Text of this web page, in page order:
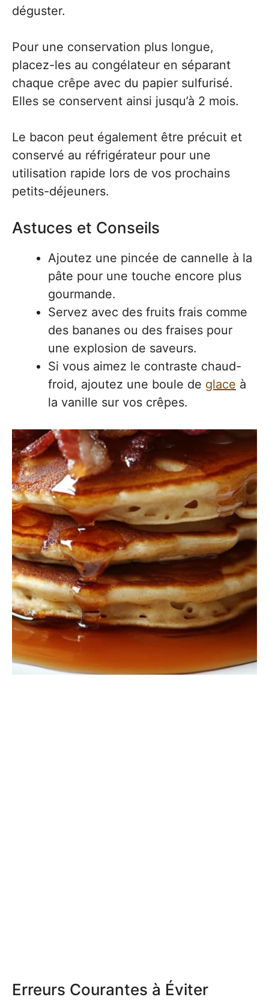
déguster.
Pour une conservation plus longue,
placez-les au congélateur en séparant
chaque crêpe avec du papier sulfurisé.
Elles se conservent ainsi jusqu’à 2 mois.
Le bacon peut également être précuit et
conservé au réfrigérateur pour une
utilisation rapide lors de vos prochains
petits-déjeuners.
Astuces et Conseils
Ajoutez une pincée de cannelle à la
pâte pour une touche encore plus
gourmande.
Servez avec des fruits frais comme
des bananes ou des fraises pour
une explosion de saveurs.
Si vous aimez le contraste chaud-
froid, ajoutez une boule de glace à
la vanille sur vos crêpes.
Erreurs Courantes à Éviter